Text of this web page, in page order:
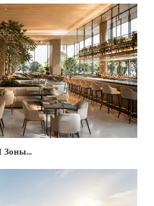
Мебель Для Ресторана И Зоны Питания Отеля: Полный Гид По Выбору, Бюджету И Трендам 2026